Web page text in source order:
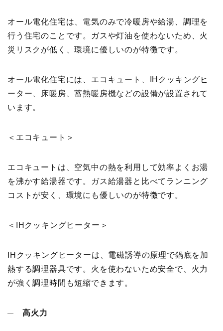
オール電化住宅は、電気のみで冷暖房や給湯、調理を
行う住宅のことです。ガスや灯油を使わないため、火
災リスクが低く、環境に優しいのが特徴です。
オール電化住宅には、エコキュート、IHクッキングヒ
ーター、床暖房、蓄熱暖房機などの設備が設置されて
います。
＜エコキュート＞
エコキュートは、空気中の熱を利用して効率よくお湯
を沸かす給湯器です。ガス給湯器と比べてランニング
コストが安く、環境にも優しいのが特徴です。
＜IHクッキングヒーター＞
IHクッキングヒーターは、電磁誘導の原理で鍋底を加
熱する調理器具です。火を使わないため安全で、火力
が強く調理時間も短縮できます。
高火力